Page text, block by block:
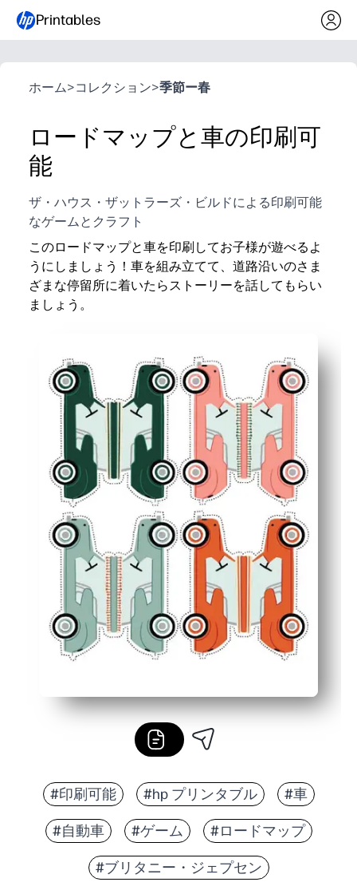
Printables
ホーム>コレクション>季節ー春
ロードマップと車の印刷可
能
ザ・ハウス・ザットラーズ・ビルドによる印刷可能
なゲームとクラフト
このロードマップと車を印刷してお子様が遊べるよ
うにしましょう！車を組み立てて、道路沿いのさま
ざまな停留所に着いたらストーリーを話してもらい
ましょう。
#印刷可能 #hp プリンタブル #車
#自動車 #ゲーム #ロードマップ
#ブリタニー・ジェプセン